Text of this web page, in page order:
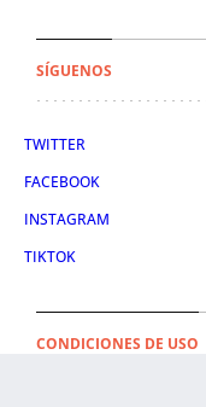
SÍGUENOS
TWITTER
FACEBOOK
INSTAGRAM
TIKTOK
CONDICIONES DE USO